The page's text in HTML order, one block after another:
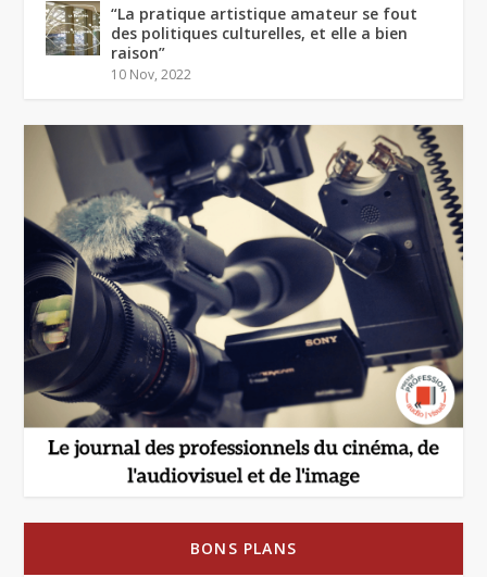
“La pratique artistique amateur se fout
des politiques culturelles, et elle a bien
raison”
10 Nov, 2022
BONS PLANS